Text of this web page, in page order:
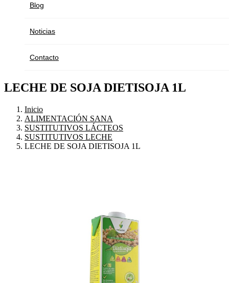
Blog
Noticias
Contacto
LECHE DE SOJA DIETISOJA 1L
Inicio
ALIMENTACIÓN SANA
SUSTITUTIVOS LÁCTEOS
SUSTITUTIVOS LECHE
LECHE DE SOJA DIETISOJA 1L